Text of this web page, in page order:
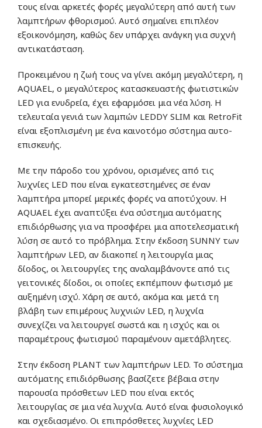
τους είναι αρκετές φορές μεγαλύτερη από αυτή των
λαμπτήρων φθορισμού. Αυτό σημαίνει επιπλέον
εξοικονόμηση, καθώς δεν υπάρχει ανάγκη για συχνή
αντικατάσταση.
Προκειμένου η ζωή τους να γίνει ακόμη μεγαλύτερη, η
AQUAEL, ο μεγαλύτερος κατασκευαστής φωτιστικών
LED για ενυδρεία, έχει εφαρμόσει μια νέα λύση. Η
τελευταία γενιά των λαμπών LEDDY SLIM και RetroFit
είναι εξοπλισμένη με ένα καινοτόμο σύστημα αυτο-
επισκευής.
Με την πάροδο του χρόνου, ορισμένες από τις
λυχνίες LED που είναι εγκατεστημένες σε έναν
λαμπτήρα μπορεί μερικές φορές να αποτύχουν. Η
AQUAEL έχει αναπτύξει ένα σύστημα αυτόματης
επιδιόρθωσης για να προσφέρει μια αποτελεσματική
λύση σε αυτό το πρόβλημα. Στην έκδοση SUNNY των
λαμπτήρων LED, αν διακοπεί η λειτουργία μιας
δίοδος, οι λειτουργίες της αναλαμβάνοντε από τις
γειτονικές δίοδοι, οι οποίες εκπέμπουν φωτισμό με
αυξημένη ισχύ. Χάρη σε αυτό, ακόμα και μετά τη
βλάβη των επιμέρους λυχνιών LED, η λυχνία
συνεχίζει να λειτουργεί σωστά και η ισχύς και οι
παραμέτρους φωτισμού παραμένουν αμετάβλητες.
Στην έκδοση PLANT των λαμπτήρων LED. Το σύστημα
αυτόματης επιδιόρθωσης βασίζετε βέβαια στην
παρουσία πρόσθετων LED που είναι εκτός
λειτουργίας σε μια νέα λυχνία. Αυτό είναι φυσιολογικό
και σχεδιασμένο. Οι επιπρόσθετες λυχνίες LED